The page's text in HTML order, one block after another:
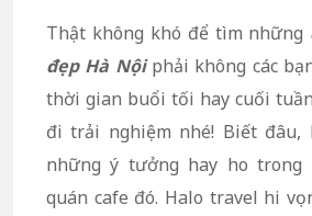
Thật không khó để tìm những
đẹp Hà Nộiphải không các
thời gian buổi tối hay cuối tuần
đi trải nghiệm nhé! Biết đâu,
những ý tưởng hay ho
quán cafe đó. Halo travel hi